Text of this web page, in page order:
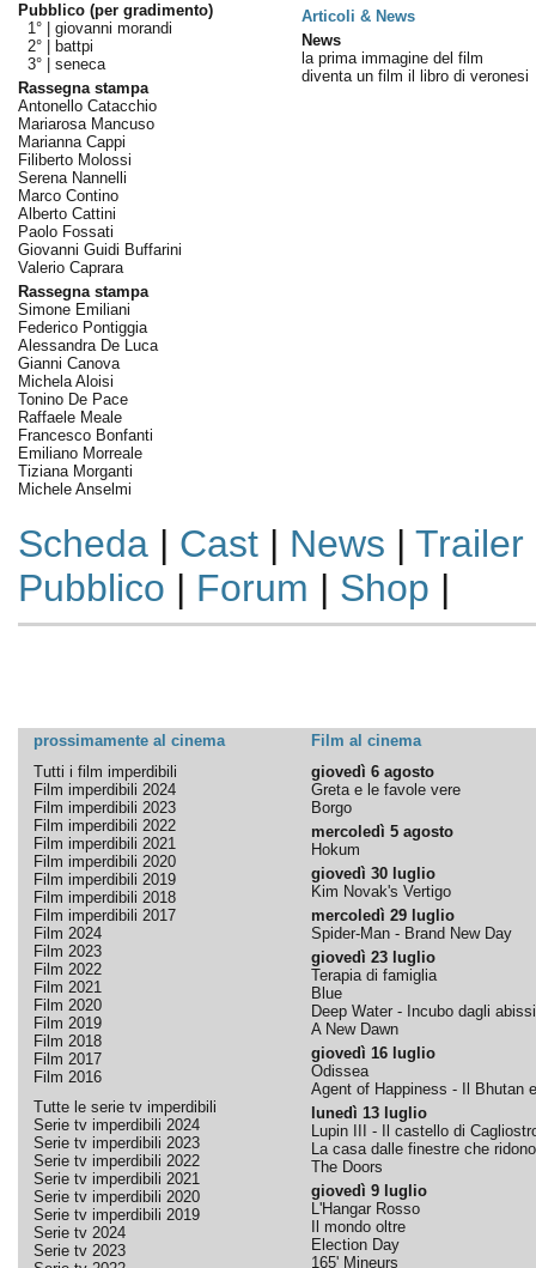
Pubblico (per gradimento)
1° | giovanni morandi
2° |
battpi
3° | seneca
Rassegna stampa
Antonello Catacchio
Mariarosa Mancuso
Marianna Cappi
Filiberto Molossi
Serena Nannelli
Marco Contino
Alberto Cattini
Paolo Fossati
Giovanni Guidi Buffarini
Valerio Caprara
Rassegna stampa
Simone Emiliani
Federico Pontiggia
Alessandra De Luca
Gianni Canova
Michela Aloisi
Tonino De Pace
Raffaele Meale
Francesco Bonfanti
Emiliano Morreale
Tiziana Morganti
Michele Anselmi
Articoli & News
News
la prima immagine del film
diventa un film il libro di veronesi
Scheda| Cast| News | Trailer
Pubblico | Forum | Shop |
prossimamente al cinema
Film al cinema
Tutti i film imperdibili
Film imperdibili 2024
Film imperdibili 2023
Film imperdibili 2022
Film imperdibili 2021
Film imperdibili 2020
Film imperdibili 2019
Film imperdibili 2018
Film imperdibili 2017
Film 2024
Film 2023
Film 2022
Film 2021
Film 2020
Film 2019
Film 2018
Film 2017
Film 2016
Tutte le serie tv imperdibili
Serie tv imperdibili 2024
Serie tv imperdibili 2023
Serie tv imperdibili 2022
Serie tv imperdibili 2021
Serie tv imperdibili 2020
Serie tv imperdibili 2019
Serie tv 2024
Serie tv 2023
giovedì 6 agosto
Greta e le favole vere
Borgo
mercoledì 5 agosto
Hokum
giovedì 30 luglio
Kim Novak's Vertigo
mercoledì 29 luglio
Spider-Man - Brand New Day
giovedì 23 luglio
Terapia di famiglia
Blue
Deep Water - Incubo dagli abissi
A New Dawn
giovedì 16 luglio
Odissea
Agent of Happiness - Il Bhutan
lunedì 13 luglio
Lupin III - Il castello di
La casa dalle finestre che ridono
The Doors
giovedì 9 luglio
L'Hangar Rosso
Il mondo oltre
Election Day
165' Mineurs